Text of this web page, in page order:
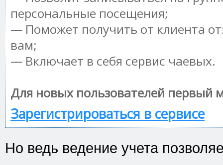
персональные посещения;
— Поможет получить от клиента
вам;
— Включает в себя сервис чаевых.
Для новых пользователей первый
Зарегистрироваться в сервисе
Но ведь ведение учета